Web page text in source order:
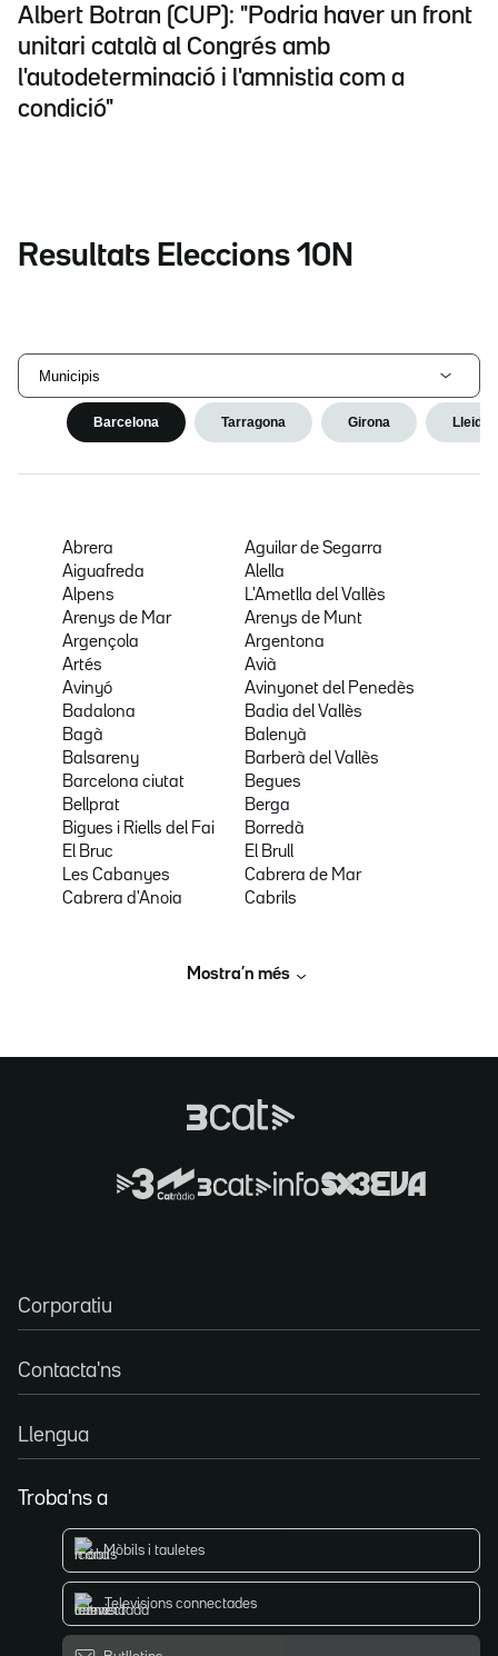
Albert Botran (CUP): "Podria haver un front
unitari català al Congrés amb
l'autodeterminació i l'amnistia com a
condició"
Resultats Eleccions 10N
Municipis
Barcelona Tarragona Girona Lleida
Abrera
Aguilar de Segarra
Aiguafreda
Alella
Alpens
L'Ametlla del Vallès
Arenys de Mar
Arenys de Munt
Argençola
Argentona
Artés
Avià
Avinyó
Avinyonet del Penedès
Badalona
Badia del Vallès
Bagà
Balenyà
Balsareny
Barberà del Vallès
Barcelona ciutat
Begues
Bellprat
Berga
Bigues i Riells del Fai
Borredà
El Bruc
El Brull
Les Cabanyes
Cabrera de Mar
Cabrera d'Anoia
Cabrils
Mostra’n més
Corporatiu
Contacta'ns
Llengua
Troba'ns a
Mòbils i tauletes
Televisions connectades